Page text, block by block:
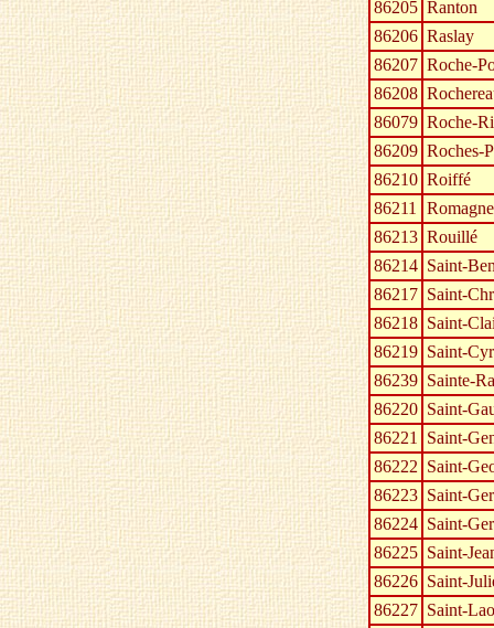
86205 Ranton
86206 Raslay
86207 Roche-
86208
86079 Roche-
86209 Roches-
86210 Roiffé
86211 Romagne
86213 Rouillé
86214 Saint-
86217 Saint-
86218 Saint-
86219 Saint-Cyr
86239 Sainte-
86220 Saint-
86221 Saint-
86222 Saint-
86223 Saint-
86224 Saint-
86225 Saint-
86226 Saint-
86227 Saint-